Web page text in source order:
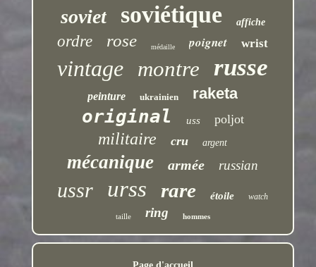
soviet soviétique affiche
ordre rose médaille poignet wrist
vintage montre russe
peinture ukrainien raketa
original uss poljot
militaire cru argent
mécanique armée russian
ussr urss rare étoile watch
taille ring hommes